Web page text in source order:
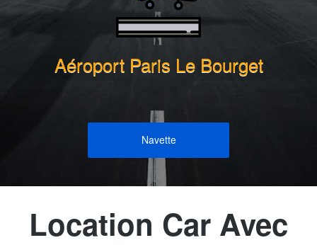
Aéroport Paris Le Bourget
Navette
Location Car Avec